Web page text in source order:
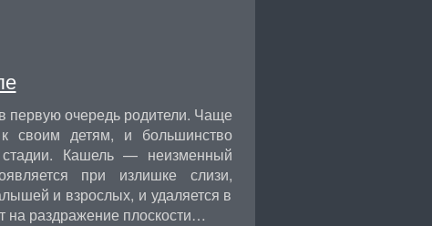
первую очередь родители. Чаще
к своим детям, и большинство
Кашель — неизменный
при излишке слизи,
и взрослых, и удаляется в
на раздражение плоскости…